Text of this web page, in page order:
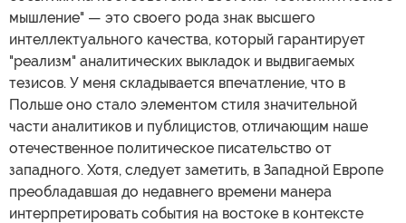
мышление" — это своего рода знак высшего
интеллектуального качества, который гарантирует
"реализм" аналитических выкладок и выдвигаемых
тезисов. У меня складывается впечатление, что в
Польше оно стало элементом стиля значительной
части аналитиков и публицистов, отличающим наше
отечественное политическое писательство от
западного. Хотя, следует заметить, в Западной Европе
преобладавшая до недавнего времени манера
интерпретировать события на востоке в контексте